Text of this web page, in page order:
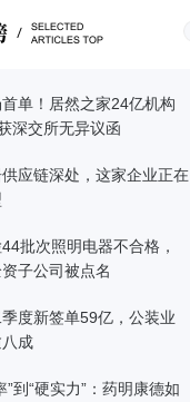
单！居然之家24亿机构
深交所无异议函
应链深处，这家企业正在
批次照明电器不合格，
子公司被点名
度新签单59亿，公装业
成
”到“硬实力”：药明康德如